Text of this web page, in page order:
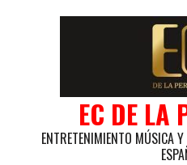
EC DE LA
ENTRETENIMIENTO MÚSICA